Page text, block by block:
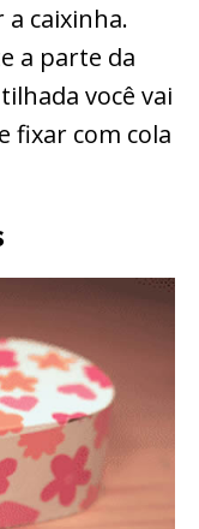
caixinha.
a parte da
você vai
fixar com cola